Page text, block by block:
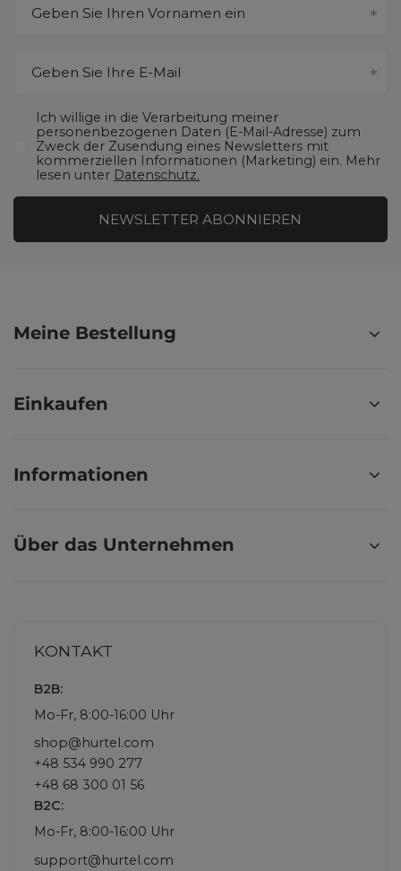
Geben Sie Ihren Vornamen ein
Geben Sie Ihre E-Mail
Ich willige in die Verarbeitung meiner
personenbezogenen Daten (E-Mail-Adresse) zum
Zweck der Zusendung eines Newsletters mit
kommerziellen Informationen (Marketing) ein. Mehr
lesen unter Datenschutz.
NEWSLETTER ABONNIEREN
Meine Bestellung
Einkaufen
Informationen
Über das Unternehmen
KONTAKT
B2B:
Mo-Fr, 8:00-16:00 Uhr
shop@hurtel.com
+48 534 990 277
+48 68 300 01 56
B2C:
Mo-Fr, 8:00-16:00 Uhr
support@hurtel.com